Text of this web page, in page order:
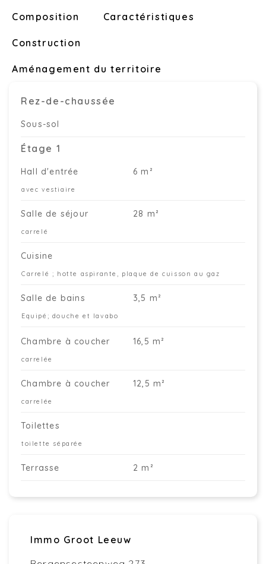
Composition Caractéristiques
Construction
Aménagement du territoire
Rez-de-chaussée
Sous-sol
Étage 1
Hall d'entrée 6 m²
avec vestiaire
Salle de séjour 28 m²
carrelé
Cuisine
Carrelé ; hotte aspirante, plaque de cuisson au gaz
Salle de bains 3,5 m²
Equipé; douche et lavabo
Chambre à coucher 16,5 m²
carrelée
Chambre à coucher 12,5 m²
carrelée
Toilettes
toilette séparée
Terrasse 2 m²
Immo Groot Leeuw